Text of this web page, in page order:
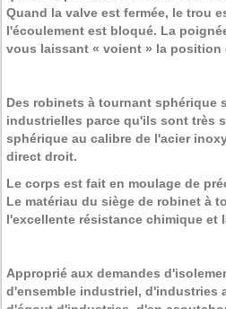
Quand la valve est fermée, le trou
l'écoulement est bloqué. La
vous laissant « voient » la position
Des robinets à tournant
industrielles parce qu'ils sont très
sphérique au calibre de l'acier
direct droit.
Le corps est fait en moulage de
Le matériau du siège de robinet à
l'excellente résistance chimique et
Approprié aux demandes
d'ensemble industriel, d'industries